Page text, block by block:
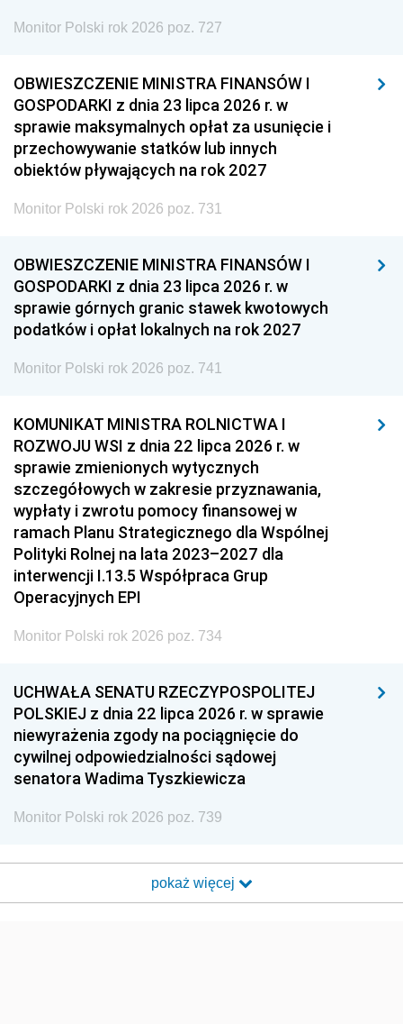
Monitor Polski rok 2026 poz. 727
OBWIESZCZENIE MINISTRA FINANSÓW I
GOSPODARKI z dnia 23 lipca 2026 r. w
sprawie maksymalnych opłat za usunięcie i
przechowywanie statków lub innych
obiektów pływających na rok 2027
Monitor Polski rok 2026 poz. 731
OBWIESZCZENIE MINISTRA FINANSÓW I
GOSPODARKI z dnia 23 lipca 2026 r. w
sprawie górnych granic stawek kwotowych
podatków i opłat lokalnych na rok 2027
Monitor Polski rok 2026 poz. 741
KOMUNIKAT MINISTRA ROLNICTWA I
ROZWOJU WSI z dnia 22 lipca 2026 r. w
sprawie zmienionych wytycznych
szczegółowych w zakresie przyznawania,
wypłaty i zwrotu pomocy finansowej w
ramach Planu Strategicznego dla Wspólnej
Polityki Rolnej na lata 2023–2027 dla
interwencji I.13.5 Współpraca Grup
Operacyjnych EPI
Monitor Polski rok 2026 poz. 734
UCHWAŁA SENATU RZECZYPOSPOLITEJ
POLSKIEJ z dnia 22 lipca 2026 r. w sprawie
niewyrażenia zgody na pociągnięcie do
cywilnej odpowiedzialności sądowej
senatora Wadima Tyszkiewicza
Monitor Polski rok 2026 poz. 739
pokaż więcej